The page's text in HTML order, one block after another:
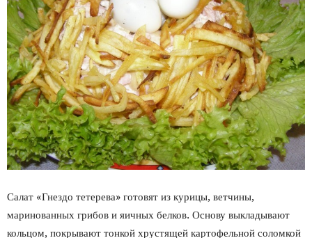
Салат «Гнездо тетерева» готовят из курицы, ветчины,
маринованных грибов и яичных белков. Основу выкладывают
кольцом, покрывают тонкой хрустящей картофельной соломкой